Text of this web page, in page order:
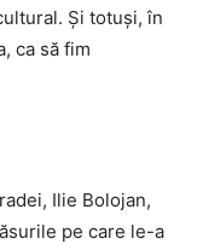
Și totuși, în
ca să fim
Ilie Bolojan,
pe care le-a